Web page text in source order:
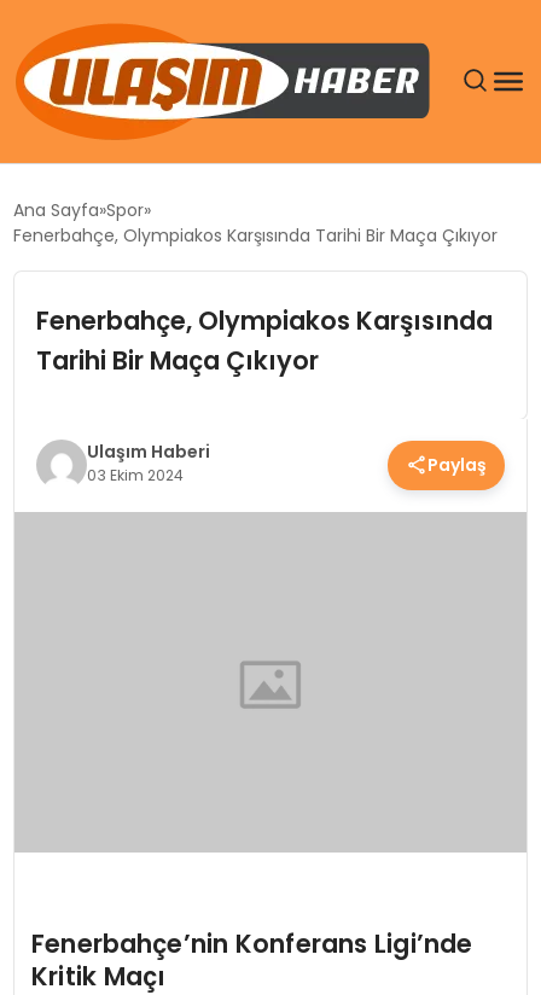
DÜNYA
SPOR
TEKNOLOJI
Ana Sayfa Spor
Fenerbahçe, Olympiakos Karşısında Tarihi Bir Maça Çıkıyor
Fenerbahçe, Olympiakos Karşısında
Tarihi Bir Maça Çıkıyor
Ulaşım Haberi
03 Ekim 2024 Paylaş
Fenerbahçe’nin Konferans Ligi’nde
Kritik Maçı